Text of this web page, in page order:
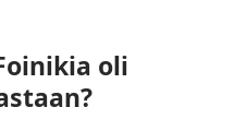
oli